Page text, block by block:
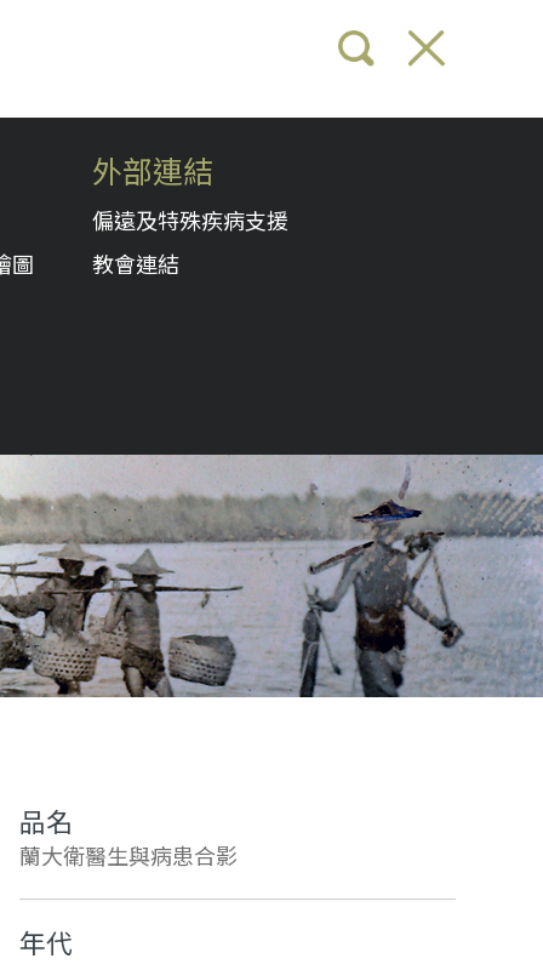
圖
外部連結
偏遠及特殊疾病支援
教會連結
品名
蘭大衛醫生與病患合影
年代